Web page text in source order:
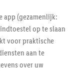
app (gezamenlijk:
op te slaan
voor praktische
aan te
over uw